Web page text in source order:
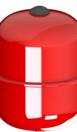
sprzedawane